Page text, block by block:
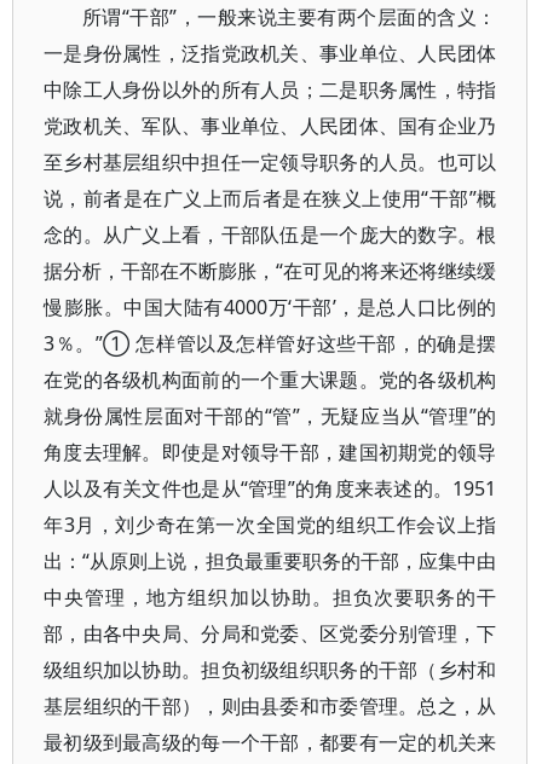
所谓“干部”，一般来说主要有两个层面的含义：
一是身份属性，泛指党政机关、事业单位、人民团体
中除工人身份以外的所有人员；二是职务属性，特指
党政机关、军队、事业单位、人民团体、国有企业乃
至乡村基层组织中担任一定领导职务的人员。也可以
说，前者是在广义上而后者是在狭义上使用“干部”概
念的。从广义上看，干部队伍是一个庞大的数字。根
据分析，干部在不断膨胀，“在可见的将来还将继续缓
慢膨胀。中国大陆有4000万‘干部’，是总人口比例的
3％。”① 怎样管以及怎样管好这些干部，的确是摆
在党的各级机构面前的一个重大课题。党的各级机构
就身份属性层面对干部的“管”，无疑应当从“管理”的
角度去理解。即使是对领导干部，建国初期党的领导
人以及有关文件也是从“管理”的角度来表述的。1951
年3月，刘少奇在第一次全国党的组织工作会议上指
出：“从原则上说，担负最重要职务的干部，应集中由
中央管理，地方组织加以协助。担负次要职务的干
部，由各中央局、分局和党委、区党委分别管理，下
级组织加以协助。担负初级组织职务的干部（乡村和
基层组织的干部），则由县委和市委管理。总之，从
最初级到最高级的每一个干部，都要有一定的机关来